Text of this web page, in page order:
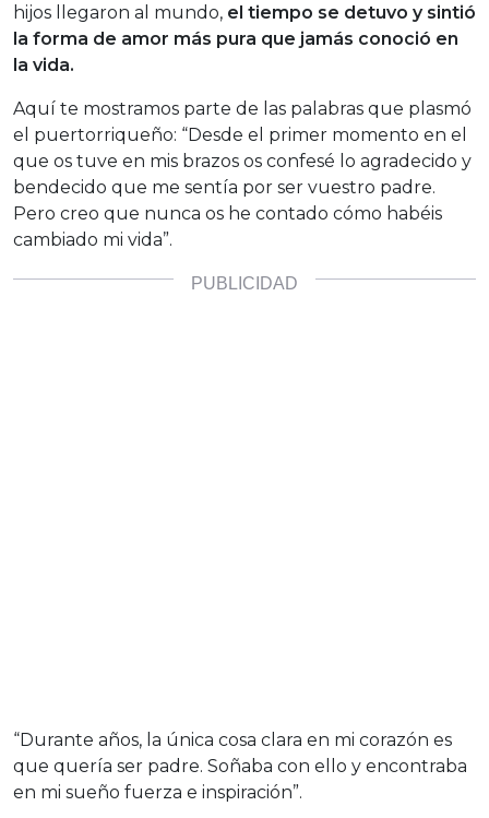
hijos llegaron al mundo, el tiempo se detuvo y sintió
la forma de amor más pura que jamás conoció en
la vida.
Aquí te mostramos parte de las palabras que plasmó
el puertorriqueño: “Desde el primer momento en el
que os tuve en mis brazos os confesé lo agradecido y
bendecido que me sentía por ser vuestro padre.
Pero creo que nunca os he contado cómo habéis
cambiado mi vida”.
“Durante años, la única cosa clara en mi corazón es
que quería ser padre. Soñaba con ello y encontraba
en mi sueño fuerza e inspiración”.